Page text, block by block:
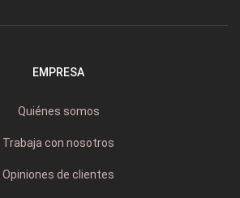
EMPRESA
Quiénes somos
Trabaja con nosotros
Opiniones de clientes